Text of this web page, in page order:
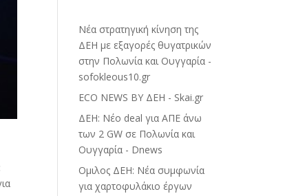
Νέα στρατηγική κίνηση της
ΔΕΗ με εξαγορές θυγατρικών
στην Πολωνία και Ουγγαρία -
sofokleous10.gr
ECO NEWS BY ΔΕΗ - Skai.gr
ΔΕΗ: Νέο deal για ΑΠΕ άνω
των 2 GW σε Πολωνία και
Ουγγαρία - Dnews
Ομιλος ΔΕΗ: Νέα συμφωνία
για χαρτοφυλάκιο έργων